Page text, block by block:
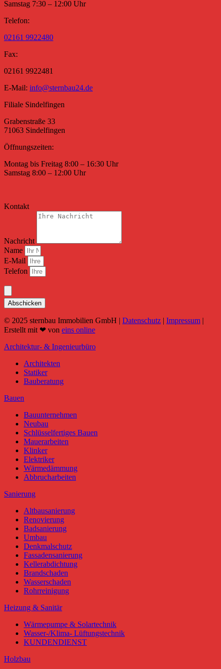
Samstag 7:30 – 12:00 Uhr
Telefon:
02161 9922480
Fax:
02161 9922481
E-Mail: info@sternbau24.de
Filiale Sindelfingen
Grabenstraße 33
71063 Sindelfingen
Öffnungszeiten:
Montag bis Freitag 8:00 – 16:30 Uhr
Samstag 8:00 – 12:00 Uhr
Kontakt
Nachricht
Name
E-Mail
Telefon
Abschicken
© 2025 sternbau Immobilien GmbH | Datenschutz | Impressum |
Erstellt mit ❤ von eins online
Architektur- & Ingenieurbüro
Architekten
Statiker
Bauberatung
Bauen
Bauunternehmen
Neubau
Schlüsselfertiges Bauen
Mauerarbeiten
Klinker
Elektriker
Wärmedämmung
Abbrucharbeiten
Sanierung
Altbausanierung
Renovierung
Badsanierung
Umbau
Denkmalschutz
Fassadensanierung
Kellerabdichtung
Brandschaden
Wasserschaden
Rohrreinigung
Heizung & Sanitär
Wärmepumpe & Solartechnik
Wasser-/Klima- Lüftungstechnik
KUNDENDIENST
Holzbau